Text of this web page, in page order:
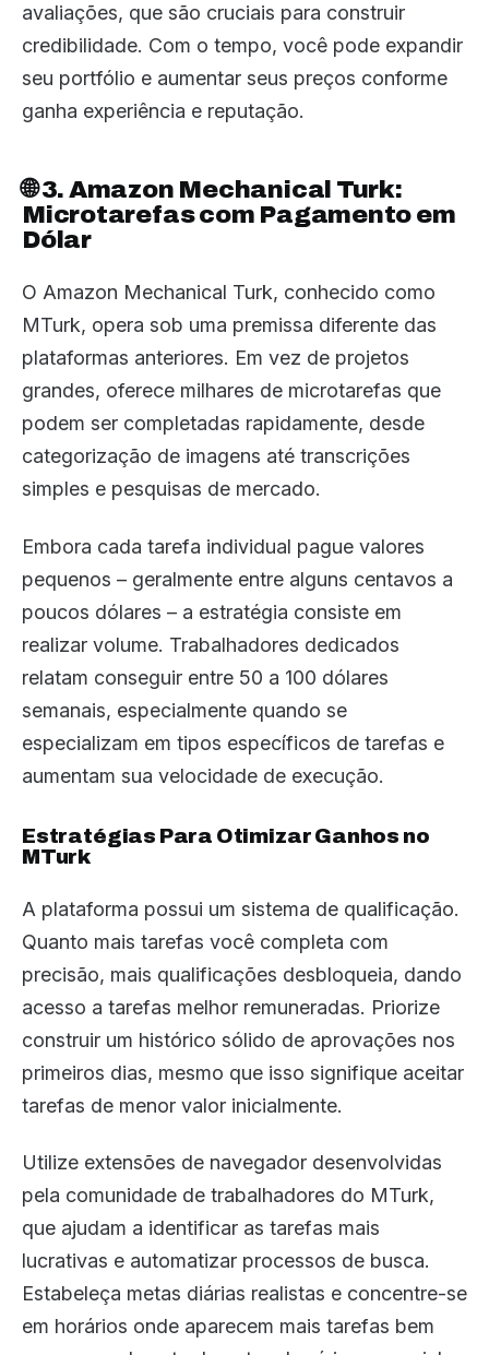
avaliações, que são cruciais para construir
credibilidade. Com o tempo, você pode expandir
seu portfólio e aumentar seus preços conforme
ganha experiência e reputação.
🌐 3. Amazon Mechanical Turk:
Microtarefas com Pagamento em
Dólar
O Amazon Mechanical Turk, conhecido como
MTurk, opera sob uma premissa diferente das
plataformas anteriores. Em vez de projetos
grandes, oferece milhares de microtarefas que
podem ser completadas rapidamente, desde
categorização de imagens até transcrições
simples e pesquisas de mercado.
Embora cada tarefa individual pague valores
pequenos – geralmente entre alguns centavos a
poucos dólares – a estratégia consiste em
realizar volume. Trabalhadores dedicados
relatam conseguir entre 50 a 100 dólares
semanais, especialmente quando se
especializam em tipos específicos de tarefas e
aumentam sua velocidade de execução.
Estratégias Para Otimizar Ganhos no
MTurk
A plataforma possui um sistema de qualificação.
Quanto mais tarefas você completa com
precisão, mais qualificações desbloqueia, dando
acesso a tarefas melhor remuneradas. Priorize
construir um histórico sólido de aprovações nos
primeiros dias, mesmo que isso signifique aceitar
tarefas de menor valor inicialmente.
Utilize extensões de navegador desenvolvidas
pela comunidade de trabalhadores do MTurk,
que ajudam a identificar as tarefas mais
lucrativas e automatizar processos de busca.
Estabeleça metas diárias realistas e concentre-se
em horários onde aparecem mais tarefas bem